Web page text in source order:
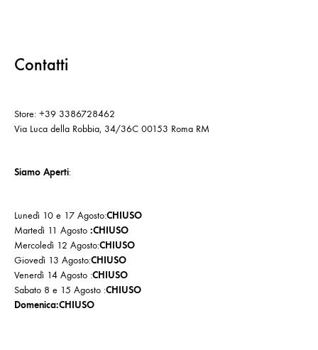
Contatti
Store: +39 3386728462
Via Luca della Robbia, 34/36C 00153 Roma RM
Siamo Aperti:
Lunedì 10 e 17 Agosto:CHIUSO
Martedì 11 Agosto :CHIUSO
Mercoledì 12 Agosto:CHIUSO
Giovedì 13 Agosto:CHIUSO
Venerdì 14 Agosto :CHIUSO
Sabato 8 e 15 Agosto :CHIUSO
Domenica:CHIUSO